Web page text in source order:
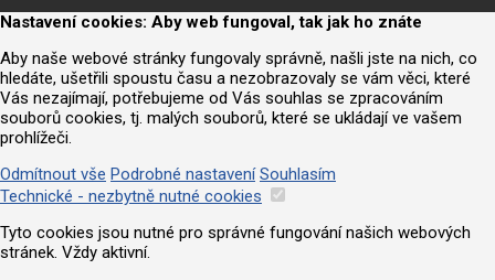
Nastavení cookies: Aby web fungoval, tak jak ho znáte
Aby naše webové stránky fungovaly správně, našli jste na nich, co
hledáte, ušetřili spoustu času a nezobrazovaly se vám věci, které
Vás nezajímají, potřebujeme od Vás souhlas se zpracováním
souborů cookies, tj. malých souborů, které se ukládají ve vašem
prohlížeči.
Odmítnout vše Podrobné nastavení Souhlasím
Technické - nezbytně nutné cookies
Tyto cookies jsou nutné pro správné fungování našich webových
stránek. Vždy aktivní.